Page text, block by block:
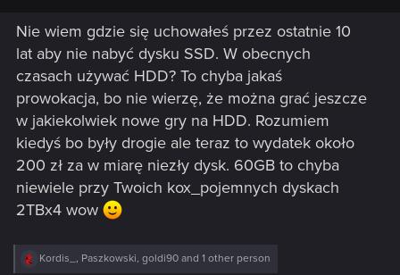
interesuje fabuła, czy sprzęt jakim dysponują gracze.
Obecnie gram w Skyrim z ponad 120 modami, i wygląda to
lepiej niż te wasze wypociny.
Cała nadziej a modderach, że naprawia to co zepsuliście,
bo obecnie mam 60GB śmieci na dysku.
Nie wiem gdzie się uchowałeś przez ostatnie 10
lat aby nie nabyć dysku SSD. W obecnych
czasach używać HDD? To chyba jakaś
prowokacja, bo nie wierzę, że można grać jeszcze
w jakiekolwiek nowe gry na HDD. Rozumiem
kiedyś bo były drogie ale teraz to wydatek około
200 zł za w miarę niezły dysk. 60GB to chyba
niewiele przy Twoich kox_pojemnych dyskach
2TBx4 wow
R
Kordis_, Paszkowski, goldi90 and 1 other person